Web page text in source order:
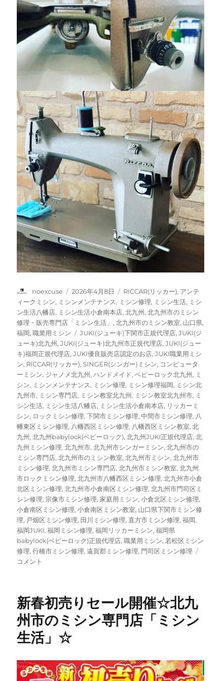
投
稿
者
noexcuse
投
稿
日:
2026年4月8日
カ
テ
ゴ
リ
ー
RICCAR(リッカー), アンテ
ィークミシン, ミシンメンテナンス, ミシン修理, ミシン生活, ミシ
ン生活八幡店, ミシン生活小倉南本店,北九州 ,北九州市のミシン
修理・販売専門店「ミシン生活」 ,北九州市のミシン教室, 山口県,
福岡,職業用ミシン
タ
グ
JUKI(ジューキ)下関市正規代理店,JUKI(ジ
ューキ)北九州 ,JUKI(ジューキ)北九州市正規代理店,JUKI(ジュー
キ)福岡正規代理店,JUKI優良販売店認定のお店,JUKI職業用ミシ
ン, RICCAR(リッカー),SINGER(シンガー)ミシン, コンピュータ
ーミシン, ジャノメ北九州 ,ハンドメイド,ベビーロック北九州 , ミ
シン, ミシンメンテナンス, ミシン修理, ミシン修理福岡, ミシン北
九州市, ミシン専門店, ミシン教室北九州 , ミシン教室北九州市, ミ
シン生活, ミシン生活八幡店, ミシン生活小倉南本店, リッカーミ
シン, ロックミシン修理,下関市ミシン修理,中間市ミシン修理, 八
幡東区ミシン修理, 八幡西区ミシン修理, 八幡西区ミシン教室,北
九州 ,北九州babylock(ベビーロック),北九州JUKI正規代理店,北
九州ミシン修理,北九州市,北九州市シンガーミシン,北九州市の
ミシン専門店,北九州市のミシン教室,北九州市ミシン,北九州市
ミシン修理,北九州市ミシン専門店,北九州市ミシン教室,北九州
市ロックミシン修理,北九州市八幡西区ミシン修理,北九州市小倉
北区ミシン修理,北九州市小倉南区ミシン修理,北九州市門司区ミ
シン修理, 宗像市ミシン修理,家庭用ミシン,小倉北区ミシン修理,
小倉南区ミシン修理,小倉南区ミシン教室, 山口県下関市ミシン修
理, 戸畑区ミシン修理, 田川ミシン修理, 直方市ミシン修理,福岡,
福岡JUKI,福岡ミシン修理,福岡リッカーミシン,福岡県
babylock(ベビーロック)正規代理店,職業用ミシン, 若松区ミシン
修理,行橋市ミシン修理,遠賀郡ミシン修理, 門司区ミシン修理
理
の
コメント
新春初売りセール開催☆北九
州市のミシン専門店「ミシン
生活」☆